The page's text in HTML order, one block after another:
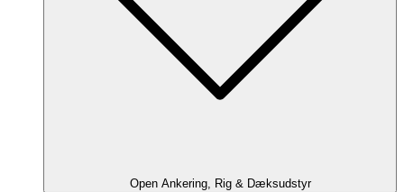
Open Ankering, Rig & Dæksudstyr